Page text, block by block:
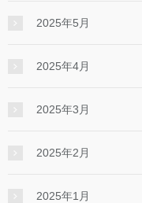
2025年5月
2025年4月
2025年3月
2025年2月
2025年1月